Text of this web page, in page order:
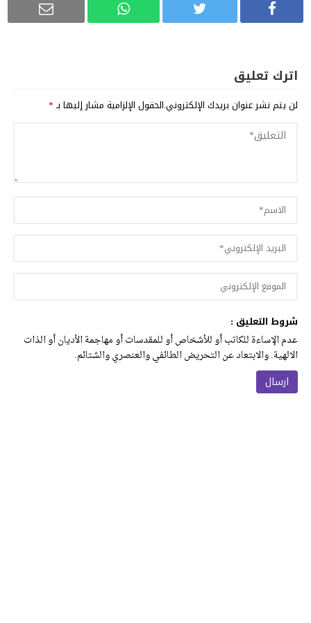
اترك تعليق
لن يتم نشر عنوان بريدك الإلكتروني.الحقول الإلزامية مشار إليها بـ*
شروط التعليق :
عدم الإساءة للكاتب أو للأشخاص أو للمقدسات أو مهاجمة الأديان أو الذات
الالهية. والابتعاد عن التحريض الطائفي والعنصري والشتائم.